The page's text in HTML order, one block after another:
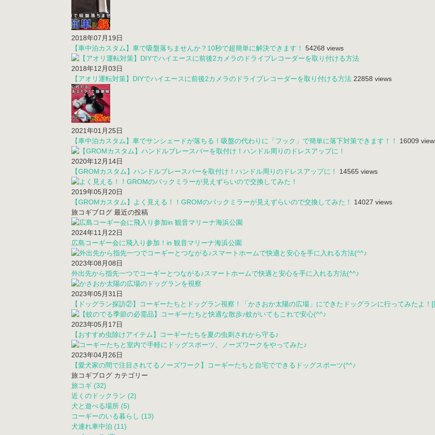
2018年07月19日
【車中泊カスタム】車で吸盤落ちませんか？10秒で超簡単に解決できます！ 54268 views
2018年12月03日
【アオリ運転対策】DIYでハイエースに前後2カメラのドライブレコーダーを取り付ける方法 22858 views
2021年01月25日
【車中泊カスタム】車でサンシェードが落ちる！吸盤の代わりに「フック」で簡単に落下対策できます！！ 16009
2020年12月14日
【GROMカスタム】ハンドルブレースバーを取付け！ハンドル周りのドレスアップに！ 14565 views
2019年05月20日
【GROMカスタム】よく見える！！GROMのバックミラーが見えずらいので交換してみた！ 14027 views
旅コギブログ 最近の投稿
2024年11月22日
広島コーギー会に飛入り参加！in 観音マリーナ海浜公園
2023年08月08日
外出先から指先一つでコーギーとつながる♪スマートホームで快適と安心を手に入れる方法(^^♪
2023年05月31日
【ドッグラン探訪②】コーギーたちとドッグラン視察！「かさおか太陽の広場」にできたドッグランに行ってみたよ！
2023年05月17日
【おすすめ虫除けアイテム】コーギーたちを夏の虫刺されから守る♪
2023年04月26日
【愛犬家の間で注目されてるノーズワーク】コーギーたちと自宅でできるドッグスポーツ(^^♪
旅コギブログ カテゴリー
旅コギ (32)
近くのドックラン (2)
犬と遊べる場所 (5)
コーギーのいる暮らし (13)
犬連れ車中泊 (11)